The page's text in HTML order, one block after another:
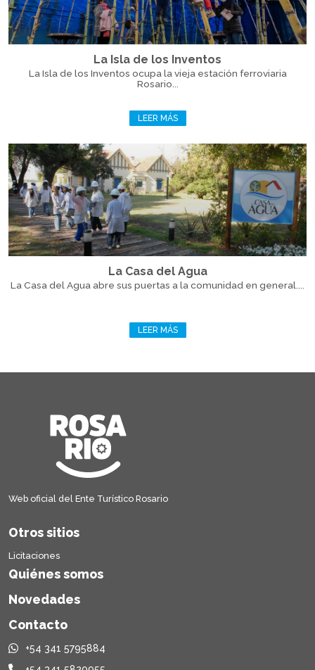
La Isla de los Inventos
La Isla de los Inventos ocupa la vieja estación ferroviaria
Rosario...
LEER MÁS
La Casa del Agua
La Casa del Agua abre sus puertas a la comunidad en general....
LEER MÁS
Web oficial del Ente Turístico Rosario
Otros sitios
Licitaciones
Quiénes somos
Novedades
Contacto
+54 341 5795884